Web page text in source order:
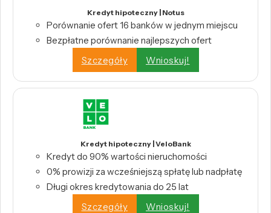
Kredyt hipoteczny | Notus
Porównanie ofert 16 banków w jednym miejscu
Bezpłatne porównanie najlepszych ofert
Szczegóły
Wnioskuj!
Kredyt hipoteczny | VeloBank
Kredyt do 90% wartości nieruchomości
0% prowizji za wcześniejszą spłatę lub nadpłatę
Długi okres kredytowania do 25 lat
Szczegóły
Wnioskuj!